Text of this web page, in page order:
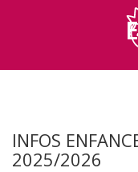
INFOS
2025/2026